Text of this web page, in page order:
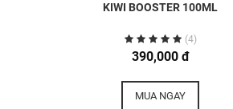
KIWI BOOSTER 100ML
(4)
390,000 đ
MUA NGAY